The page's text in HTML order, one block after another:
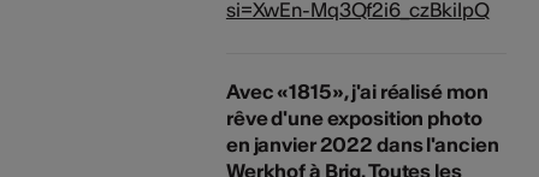
si=XwEn-Mq3Qf2i6_czBkiIpQ
Avec «1815», j'ai réalisé mon
rêve d'une exposition photo
en janvier 2022 dans l'ancien
Werkhof à Brig. Toutes les